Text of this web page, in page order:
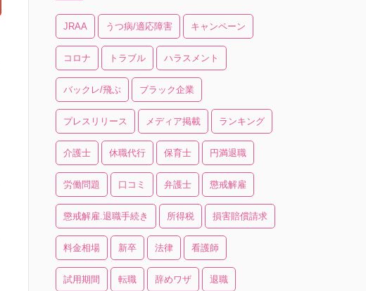
JRAA うつ病/適応障害 キャンペーン
コロナ トラブル ハラスメント
バックレ/飛ぶ ブラック企業
プレスリリース メディア掲載 ランキング
介護士 休職代行 保育士 円満退職
労働問題 口コミ 弁護士 懲戒解雇
懲戒解雇.退職手続き 所得税 損害賠償請求
料金相場 新卒 法律 看護師
試用期間 転職 辞めワザ 退職